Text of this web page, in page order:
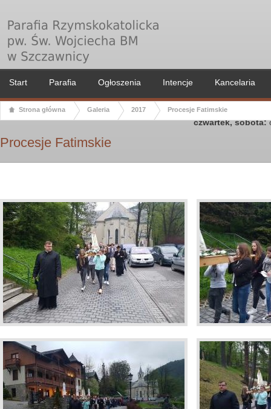
poniedziałek,
przed Mszą Świętą
czwartek, sobota:
Start Parafia Ogłoszenia Intencje Kancelaria
Strona główna Galeria 2017 Procesje Fatimskie
Procesje Fatimskie